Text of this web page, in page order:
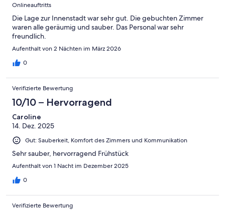
Onlineauftritts
Die Lage zur Innenstadt war sehr gut. Die gebuchten Zimmer
waren alle geräumig und sauber. Das Personal war sehr
freundlich.
Aufenthalt von 2 Nächten im März 2026
0
Verifizierte Bewertung
10/10 – Hervorragend
Caroline
14. Dez. 2025
Gut: Sauberkeit, Komfort des Zimmers und Kommunikation
Sehr sauber, hervorragend Frühstück
Aufenthalt von 1 Nacht im Dezember 2025
0
Verifizierte Bewertung